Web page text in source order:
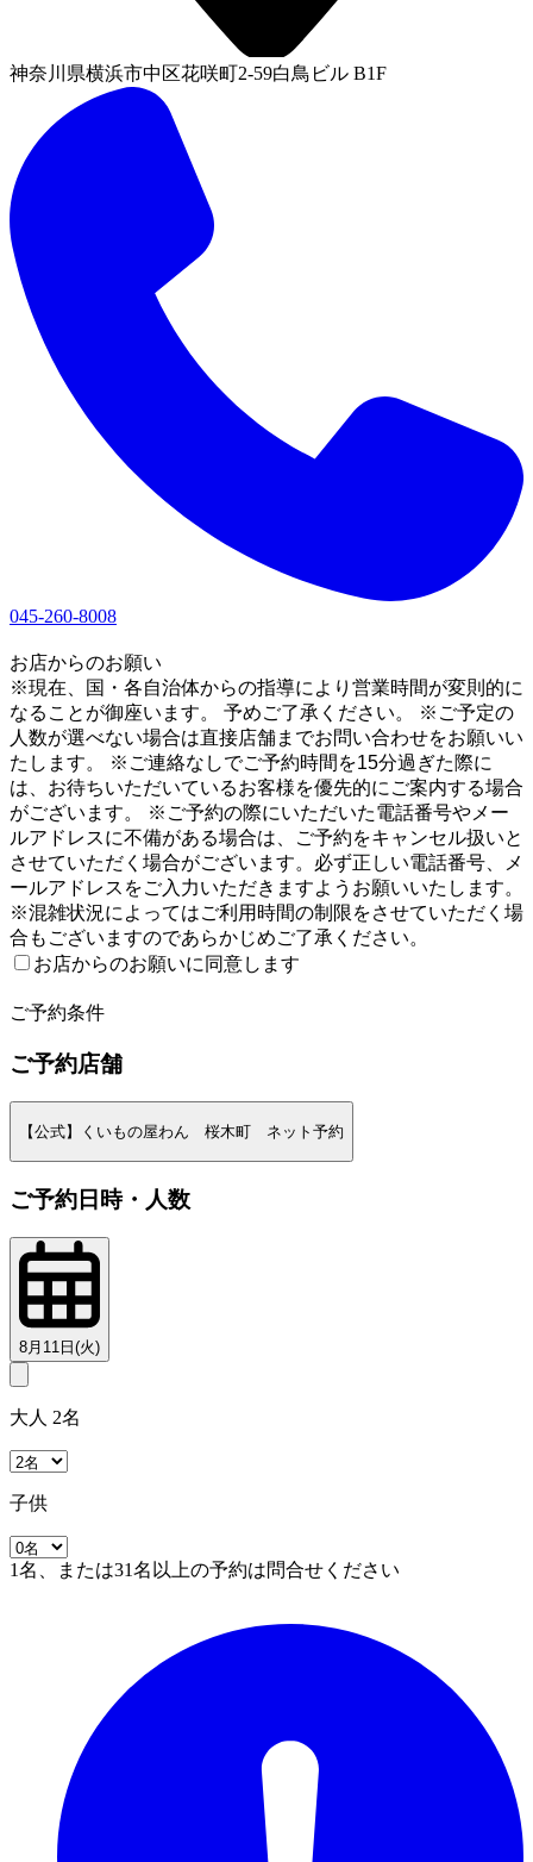
神奈川県横浜市中区花咲町2-59白鳥ビル B1F
045-260-8008
お店からのお願い
※現在、国・各自治体からの指導により営業時間が変則的に
なることが御座います。 予めご了承ください。 ※ご予定の
人数が選べない場合は直接店舗までお問い合わせをお願いい
たします。 ※ご連絡なしでご予約時間を15分過ぎた際に
は、お待ちいただいているお客様を優先的にご案内する場合
がございます。 ※ご予約の際にいただいた電話番号やメー
ルアドレスに不備がある場合は、ご予約をキャンセル扱いと
させていただく場合がございます。必ず正しい電話番号、メ
ールアドレスをご入力いただきますようお願いいたします。
※混雑状況によってはご利用時間の制限をさせていただく場
合もございますのであらかじめご了承ください。
お店からのお願いに同意します
ご予約条件
ご予約店舗
【公式】くいもの屋わん 桜木町 ネット予約
ご予約日時・人数
8月11日(火)
大人 2名
子供
1名、または31名以上の予約は問合せください